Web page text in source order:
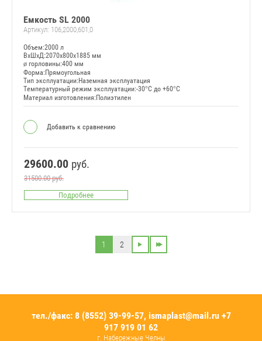
Емкость SL 2000
Артикул: 106,2000,601,0
Объем:2000 л
ВxШxД:2070x800x1885 мм
ø горловины:400 мм
Форма:Прямоугольная
Тип эксплуатации:Наземная эксплуатация
Температурный режим эксплуатации:-30°C до +60°C
Материал изготовления:Полиэтилен
Добавить к сравнению
29600.00 руб.
31500.00руб.
Подробнее
1 2
тел./факс: 8 (8552) 39-99-57, ismaplast@mail.ru +7
917 919 01 62
г. Набережные Челны